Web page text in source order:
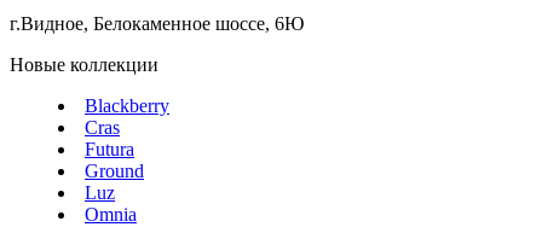
г.Видное, Белокаменное шоссе, 6Ю
Новые коллекции
Blackberry
Cras
Futura
Ground
Luz
Omnia